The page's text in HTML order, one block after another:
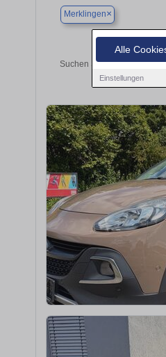
Alle
Einstellungen
Merklingen×
Suchen Sie in Merklingen